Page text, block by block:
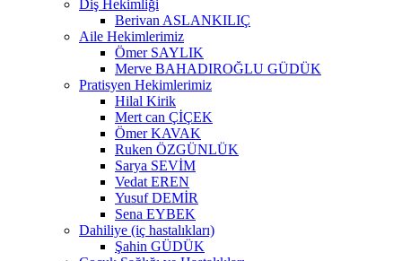
Diş Hekimliği
Berivan ASLANKILIÇ
Aile Hekimlerimiz
Ömer SAYLIK
Merve BAHADIROĞLU GÜDÜK
Pratisyen Hekimlerimiz
Hilal Kirik
Mert can ÇİÇEK
Ömer KAVAK
Ruken ÖZGÜNLÜK
Sarya SEVİM
Vedat EREN
Yusuf DEMİR
Sena EYBEK
Dahiliye (iç hastalıkları)
Şahin GÜDÜK